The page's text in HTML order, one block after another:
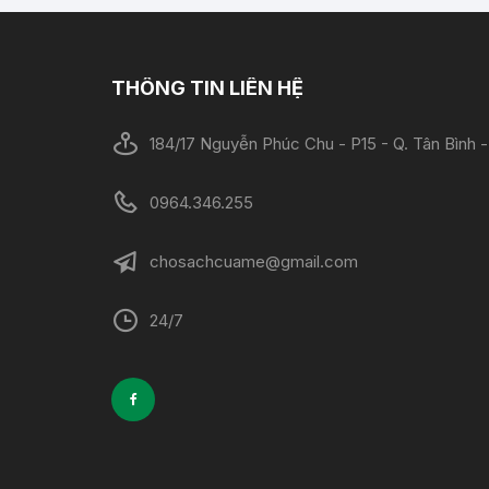
THÔNG TIN LIÊN HỆ
184/17 Nguyễn Phúc Chu - P15 - Q. Tân Bình
0964.346.255
chosachcuame@gmail.com
24/7